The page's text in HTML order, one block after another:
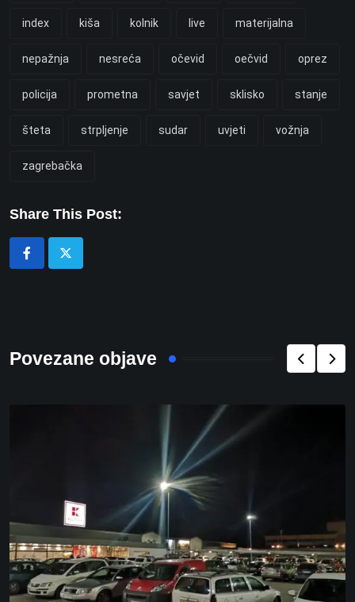
index kiša kolnik live materijalna
nepažnja nesreća očevid oečvid oprez
policija prometna savjet sklisko stanje
šteta strpljenje sudar uvjeti vožnja
zagrebačka
Share This Post:
Povezane objave